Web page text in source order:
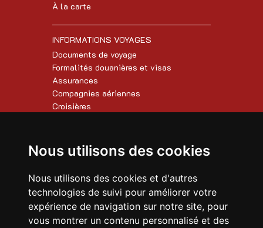
Nous utilisons des cookies
Nous utilisons des cookies et d'autres
technologies de suivi pour améliorer votre
expérience de navigation sur notre site, pour
vous montrer un contenu personnalisé et des
À la carte
INFORMATIONS VOYAGES
Documents de voyage
Formalités douanières et visas
Assurances
Compagnies aériennes
Croisières
Conditions de vente
FAQ
Mentions légales